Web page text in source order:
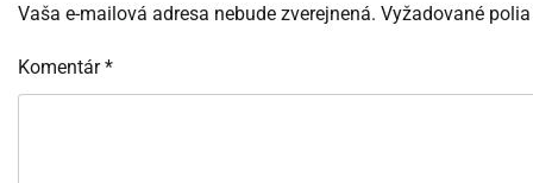
Vaša e-mailová adresa nebude zverejnená. Vyžadované
Komentár*